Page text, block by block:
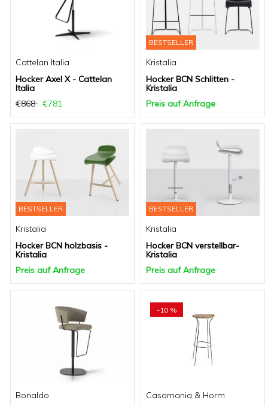
Cattelan Italia
Hocker Axel X - Cattelan
Italia
€868
€781
BESTSELLER
Kristalia
Hocker BCN Schlitten -
Kristalia
Preis auf Anfrage
BESTSELLER
Kristalia
Hocker BCN holzbasis -
Kristalia
Preis auf Anfrage
BESTSELLER
Kristalia
Hocker BCN verstellbar-
Kristalia
Preis auf Anfrage
Bonaldo
-10 %
Casamania & Horm